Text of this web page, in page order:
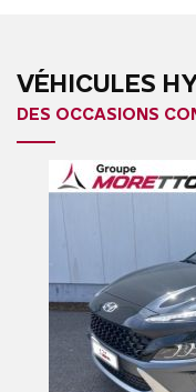
VÉHICULES
DES OCCASIONS